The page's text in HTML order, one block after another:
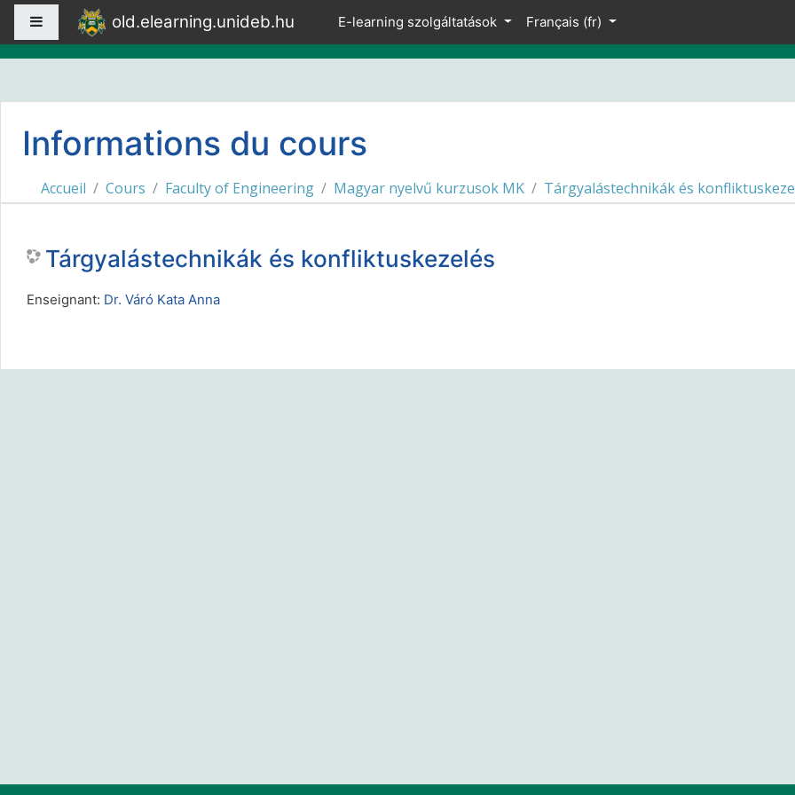
Passer au contenu principal
Panneau latéralold.elearning.unideb.hu E-learning szolgáltatások Français ‎(fr)‎
Informations du cours
Accueil Cours Faculty of Engineering Magyar nyelvű kurzusok MK Tárgyalástechnikák és
Tárgyalástechnikák és konfliktuskezelés
Enseignant: Dr. Váró Kata Anna